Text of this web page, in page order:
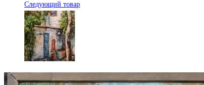
Следующий товар